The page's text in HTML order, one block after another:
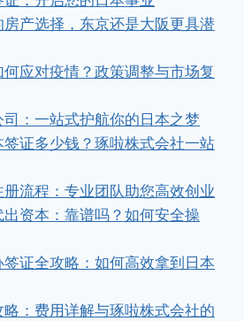
房产选择，东京还是大阪更具潜
何应对疫情？政策调整与市场复
司：一站式护航你的日本之梦
证多少钱？琢啦株式会社一站
流程：专业团队助您高效创业
资本：靠谱吗？如何安全操
签证全攻略：如何高效拿到日本
略：费用详解与琢啦株式会社的